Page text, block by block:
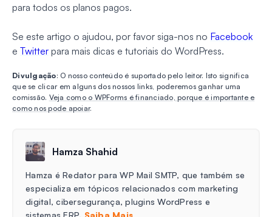
para todos os planos pagos.
Se este artigo o ajudou, por favor siga-nos no Facebook
e Twitter para mais dicas e tutoriais do WordPress.
Divulgação: O nosso conteúdo é suportado pelo leitor. Isto significa
que se clicar em alguns dos nossos links, poderemos ganhar uma
comissão. Veja como o WPForms é financiado, porque é importante e
como nos pode apoiar.
Hamza Shahid
Hamza é Redator para WP Mail SMTP, que também se
especializa em tópicos relacionados com marketing
digital, cibersegurança, plugins WordPress e
sistemas ERP. Saiba Mais